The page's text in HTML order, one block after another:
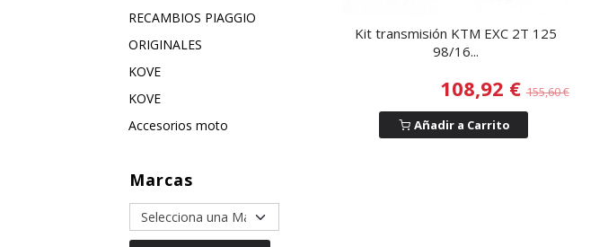
RECAMBIOS PIAGGIO
ORIGINALES
KOVE
KOVE
Accesorios moto
Marcas
Kit transmisión KTM EXC 2T 125
98/16...
108,92 €155,60 €
Añadir a Carrito